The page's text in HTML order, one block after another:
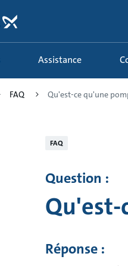
Assistance
FAQ Qu'est-ce qu'une
FAQ
Question :
Qu'est-
Réponse :